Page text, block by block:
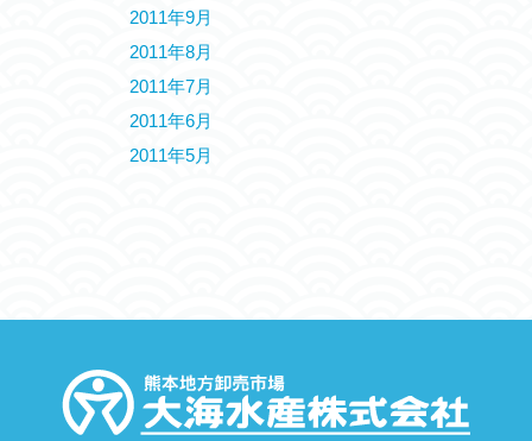
2011年9月
2011年8月
2011年7月
2011年6月
2011年5月